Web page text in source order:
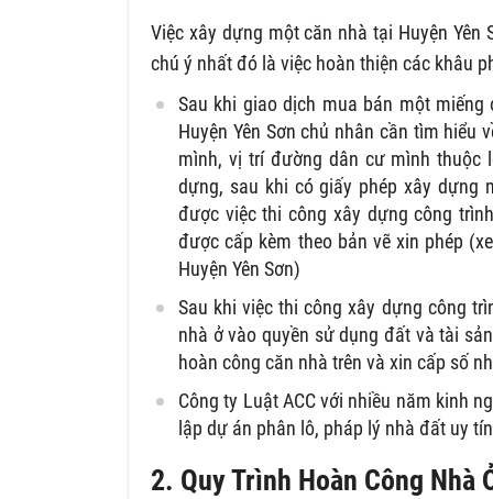
Việc xây dựng một căn nhà tại Huyện
chú ý nhất đó là việc hoàn thiện các khâu
Sau khi giao dịch mua bán một
Huyện Yên Sơn chủ nhân cần tìm
mình, vị trí đường dân cư mình thuộc
dựng, sau khi có giấy phép xây dựng
được việc thi công xây dựng công
được cấp kèm theo bản vẽ xin phép
Huyện Yên Sơn)
Sau khi việc thi công xây dựng công
nhà ở vào quyền sử dụng đất và tài
hoàn công căn nhà trên và xin cấp số
Công ty Luật ACC với nhiều năm kinh
lập dự án phân lô, pháp lý nhà đất uy
2. Quy Trình Hoàn Công Nhà